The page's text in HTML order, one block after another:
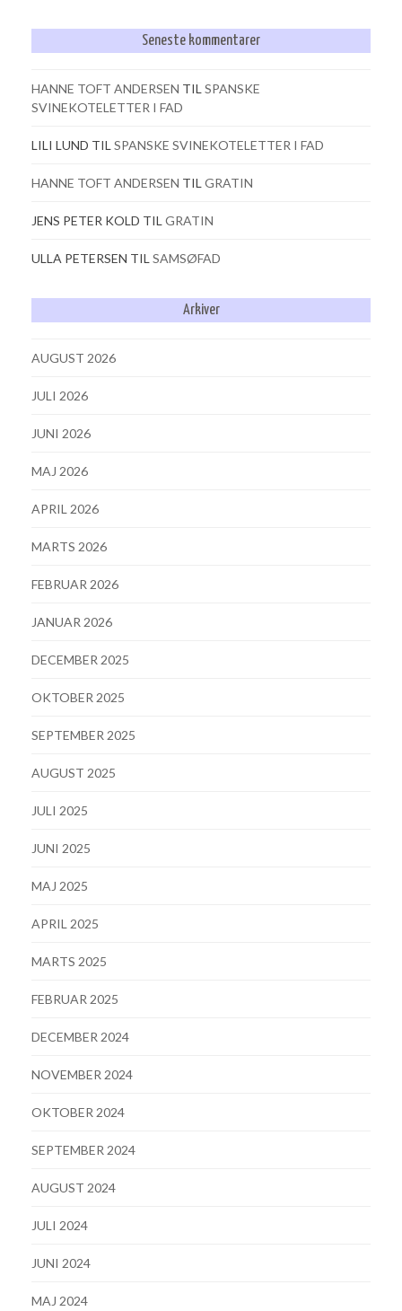
Seneste kommentarer
HANNE TOFT ANDERSEN TIL SPANSKE
SVINEKOTELETTER I FAD
LILI LUND TIL SPANSKE SVINEKOTELETTER I FAD
HANNE TOFT ANDERSEN TIL GRATIN
JENS PETER KOLD TIL GRATIN
ULLA PETERSEN TIL SAMSØFAD
Arkiver
AUGUST 2026
JULI 2026
JUNI 2026
MAJ 2026
APRIL 2026
MARTS 2026
FEBRUAR 2026
JANUAR 2026
DECEMBER 2025
OKTOBER 2025
SEPTEMBER 2025
AUGUST 2025
JULI 2025
JUNI 2025
MAJ 2025
APRIL 2025
MARTS 2025
FEBRUAR 2025
DECEMBER 2024
NOVEMBER 2024
OKTOBER 2024
SEPTEMBER 2024
AUGUST 2024
JULI 2024
JUNI 2024
MAJ 2024